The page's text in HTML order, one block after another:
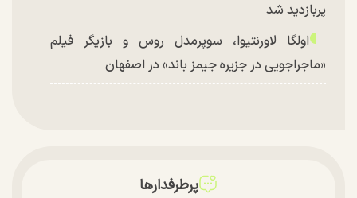
پربازدید شد
اولگا لاورنتیوا، سوپرمدل روس و بازیگر فیلم
«ماجراجویی در جزیره جیمز باند» در اصفهان
پرطرفدارها